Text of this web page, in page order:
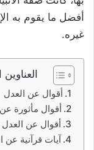
أفضل ما يقوم به
غيره.
أقوال عن العدل
أقوال مأثورة
أقوال عن العدل
آيات قرآنية عن